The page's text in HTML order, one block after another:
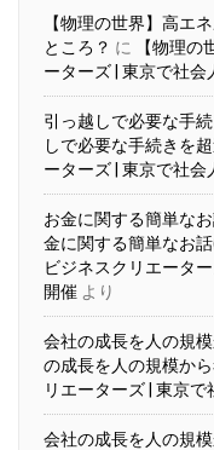
【物理の世界】高エ
ところ？ に
【物理
ーターズ | 東京で社
引っ越しで必要な手
しで必要な手続きを
ーターズ | 東京で社
お金に関する簡単な
金に関する簡単なお
ビジネスクリエータ
開催 より
会社の成長を人の規
の成長を人の規模か
リエーターズ | 東京
会社の成長を人の規